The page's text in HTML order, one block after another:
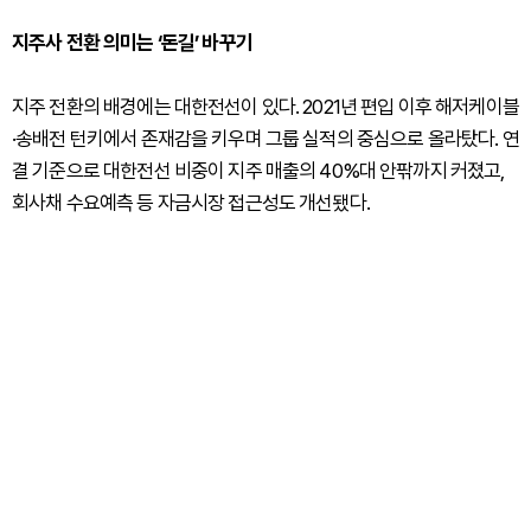
지주사 전환 의미는 ‘돈길’ 바꾸기
지주 전환의 배경에는 대한전선이 있다. 2021년 편입 이후 해저케이블
·송배전 턴키에서 존재감을 키우며 그룹 실적의 중심으로 올라탔다. 연
결 기준으로 대한전선 비중이 지주 매출의 40%대 안팎까지 커졌고,
회사채 수요예측 등 자금시장 접근성도 개선됐다.